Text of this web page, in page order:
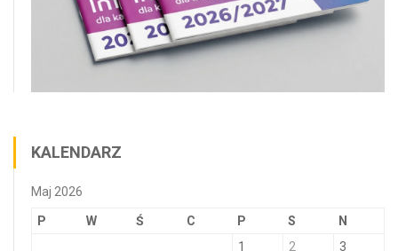
KALENDARZ
Maj 2026
P W Ś C P S
N
1
2 3